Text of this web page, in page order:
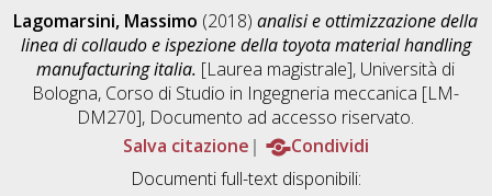
Lagomarsini, Massimo (2018)analisi e ottimizzazione della
linea di collaudo e ispezione della toyota material handling
manufacturing italia. [Laurea magistrale], Università di
Bologna, Corso di Studio in Ingegneria meccanica [LM-
DM270], Documento ad accesso riservato.
Salva citazione
Condividi
Documenti full-text disponibili: